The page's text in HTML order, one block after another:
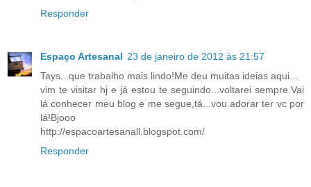
Responder
Espaço Artesanal 23 de janeiro de 2012 às 21:57
Tays...que trabalho mais lindo!Me deu muitas ideias aqui...
vim te visitar hj e já estou te seguindo...voltarei sempre.Vai
lá conhecer meu blog e me segue,tá...vou adorar ter vc por
lá!Bjooo
http://espacoartesanall.blogspot.com/
Responder